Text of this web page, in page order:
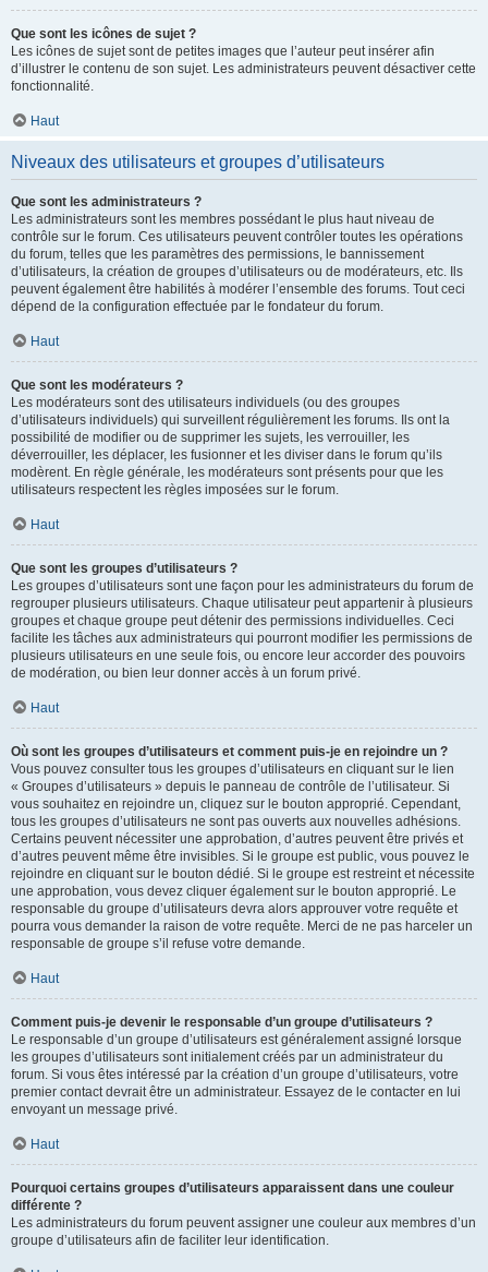
Que sont les icônes de sujet ?
Les icônes de sujet sont de petites images que l’auteur peut insérer afin
d’illustrer le contenu de son sujet. Les administrateurs peuvent désactiver cette
fonctionnalité.
Haut
Niveaux des utilisateurs et groupes d’utilisateurs
Que sont les administrateurs ?
Les administrateurs sont les membres possédant le plus haut niveau de
contrôle sur le forum. Ces utilisateurs peuvent contrôler toutes les opérations
du forum, telles que les paramètres des permissions, le bannissement
d’utilisateurs, la création de groupes d’utilisateurs ou de modérateurs, etc. Ils
peuvent également être habilités à modérer l’ensemble des forums. Tout ceci
dépend de la configuration effectuée par le fondateur du forum.
Haut
Que sont les modérateurs ?
Les modérateurs sont des utilisateurs individuels (ou des groupes
d’utilisateurs individuels) qui surveillent régulièrement les forums. Ils ont la
possibilité de modifier ou de supprimer les sujets, les verrouiller, les
déverrouiller, les déplacer, les fusionner et les diviser dans le forum qu’ils
modèrent. En règle générale, les modérateurs sont présents pour que les
utilisateurs respectent les règles imposées sur le forum.
Haut
Que sont les groupes d’utilisateurs ?
Les groupes d’utilisateurs sont une façon pour les administrateurs du forum de
regrouper plusieurs utilisateurs. Chaque utilisateur peut appartenir à plusieurs
groupes et chaque groupe peut détenir des permissions individuelles. Ceci
facilite les tâches aux administrateurs qui pourront modifier les permissions de
plusieurs utilisateurs en une seule fois, ou encore leur accorder des pouvoirs
de modération, ou bien leur donner accès à un forum privé.
Haut
Où sont les groupes d’utilisateurs et comment puis-je en rejoindre un ?
Vous pouvez consulter tous les groupes d’utilisateurs en cliquant sur le lien
« Groupes d’utilisateurs » depuis le panneau de contrôle de l’utilisateur. Si
vous souhaitez en rejoindre un, cliquez sur le bouton approprié. Cependant,
tous les groupes d’utilisateurs ne sont pas ouverts aux nouvelles adhésions.
Certains peuvent nécessiter une approbation, d’autres peuvent être privés et
d’autres peuvent même être invisibles. Si le groupe est public, vous pouvez le
rejoindre en cliquant sur le bouton dédié. Si le groupe est restreint et nécessite
une approbation, vous devez cliquer également sur le bouton approprié. Le
responsable du groupe d’utilisateurs devra alors approuver votre requête et
pourra vous demander la raison de votre requête. Merci de ne pas harceler un
responsable de groupe s’il refuse votre demande.
Haut
Comment puis-je devenir le responsable d’un groupe d’utilisateurs ?
Le responsable d’un groupe d’utilisateurs est généralement assigné lorsque
les groupes d’utilisateurs sont initialement créés par un administrateur du
forum. Si vous êtes intéressé par la création d’un groupe d’utilisateurs, votre
premier contact devrait être un administrateur. Essayez de le contacter en lui
envoyant un message privé.
Haut
Pourquoi certains groupes d’utilisateurs apparaissent dans une couleur
différente ?
Les administrateurs du forum peuvent assigner une couleur aux membres d’un
groupe d’utilisateurs afin de faciliter leur identification.